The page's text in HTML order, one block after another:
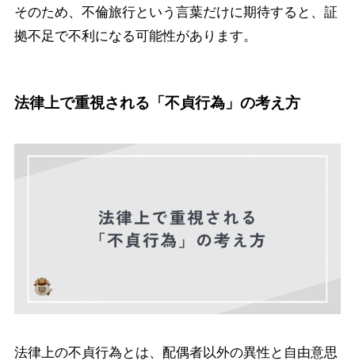
そのため、不倫旅行という言葉だけに期待すると、証
拠不足で不利になる可能性があります。
法律上で重視される「不貞行為」の考え方
法律上の不貞行為とは、配偶者以外の異性と自由意思